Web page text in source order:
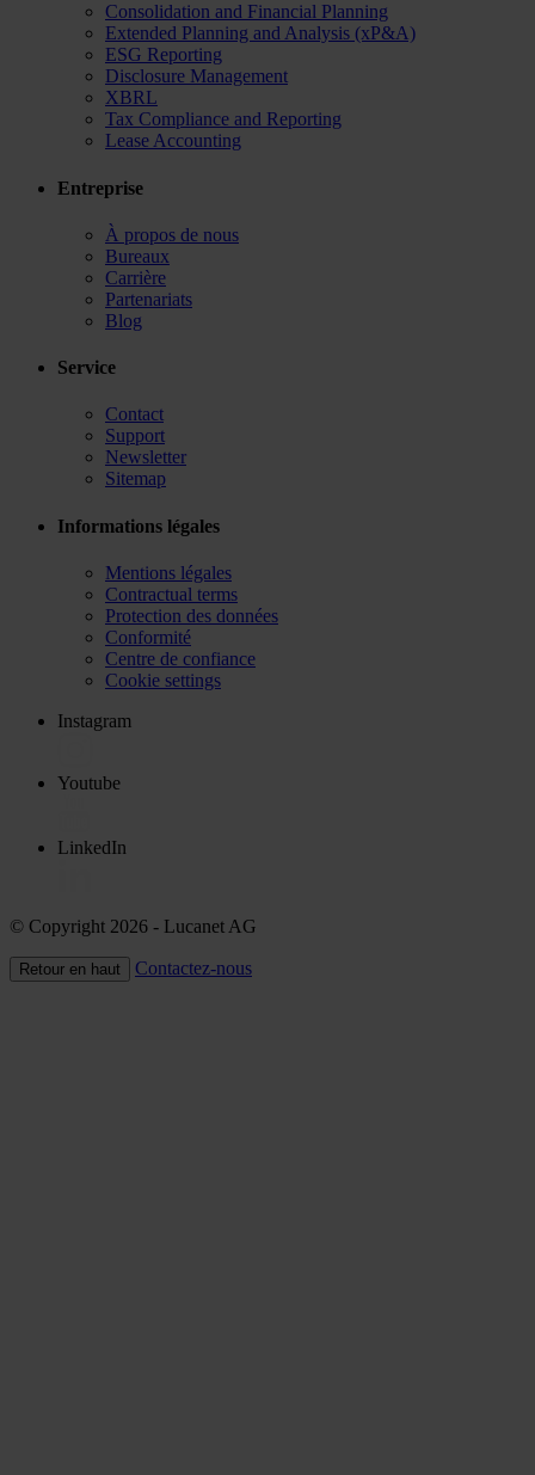
Consolidation and Financial Planning
Extended Planning and Analysis (xP&A)
ESG Reporting
Disclosure Management
XBRL
Tax Compliance and Reporting
Lease Accounting
Entreprise
À propos de nous
Bureaux
Carrière
Partenariats
Blog
Service
Contact
Support
Newsletter
Sitemap
Informations légales
Mentions légales
Contractual terms
Protection des données
Conformité
Centre de confiance
Cookie settings
Instagram
Youtube
LinkedIn
© Copyright 2026 - Lucanet AG
Retour en haut Contactez-nous